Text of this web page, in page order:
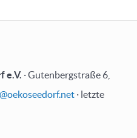
e.V. · Gutenbergstraße 6,
· letzte